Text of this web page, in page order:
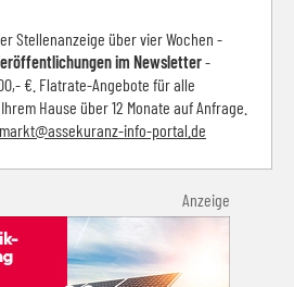
Stellenanzeige über vier Wochen -
im Newsletter-
€. Flatrate-Angebote für alle
Hause über 12 Monate auf Anfrage.
info-portal.de
Anzeige